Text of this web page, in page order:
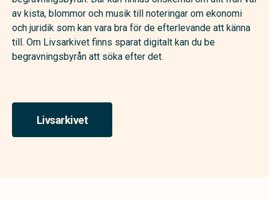
av kista, blommor och musik till noteringar om ekonomi
och juridik som kan vara bra för de efterlevande att känna
till. Om Livsarkivet finns sparat digitalt kan du be
begravningsbyrån att söka efter det.
Livsarkivet